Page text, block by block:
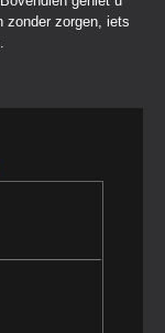
zonder zorgen, iets